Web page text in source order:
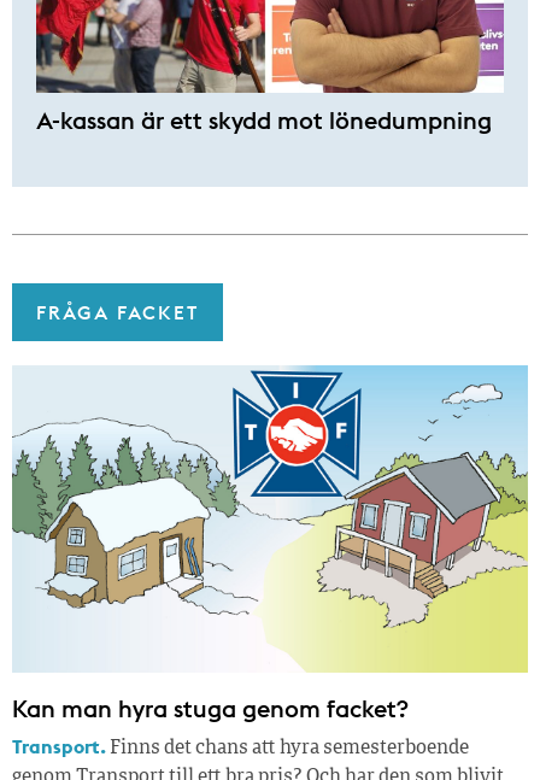
A-kassan är ett skydd mot lönedumpning
FRÅGA FACKET
Kan man hyra stuga genom facket?
Transport. Finns det chans att hyra semesterboende